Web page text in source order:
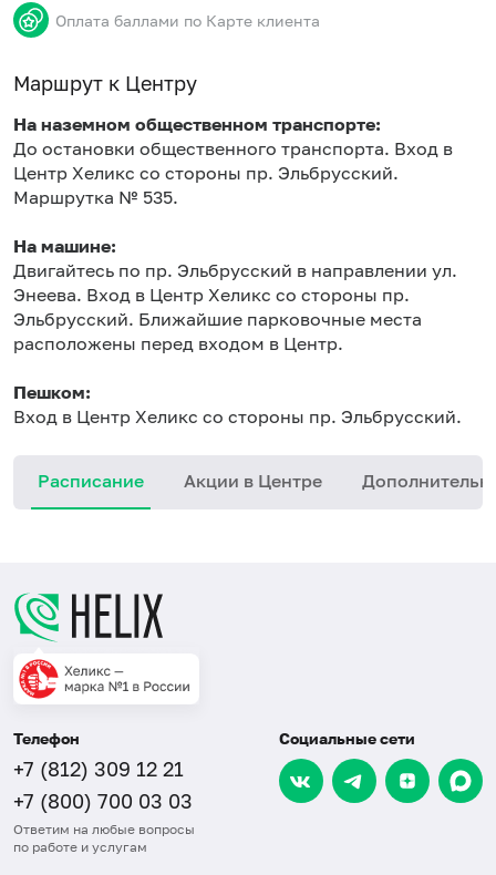
Оплата баллами по Карте клиента
Маршрут к Центру
На наземном общественном транспорте:
До остановки общественного транспорта. Вход в
Центр Хеликс со стороны пр. Эльбрусский.
Маршрутка № 535.
На машине:
Двигайтесь по пр. Эльбрусский в направлении ул.
Энеева. Вход в Центр Хеликс со стороны пр.
Эльбрусский. Ближайшие парковочные места
расположены перед входом в Центр.
Пешком:
Вход в Центр Хеликс со стороны пр. Эльбрусский.
Расписание Акции в Центре
Телефон
+7 (812) 309 12 21
+7 (800) 700 03 03
Ответим на любые вопросы
по работе и услугам
Социальные сети